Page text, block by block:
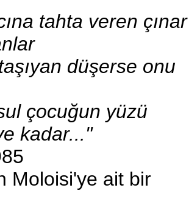
tahta veren çınar
düşerse onu
çocuğun yüzü
kadar..."
Moloisi'ye ait bir